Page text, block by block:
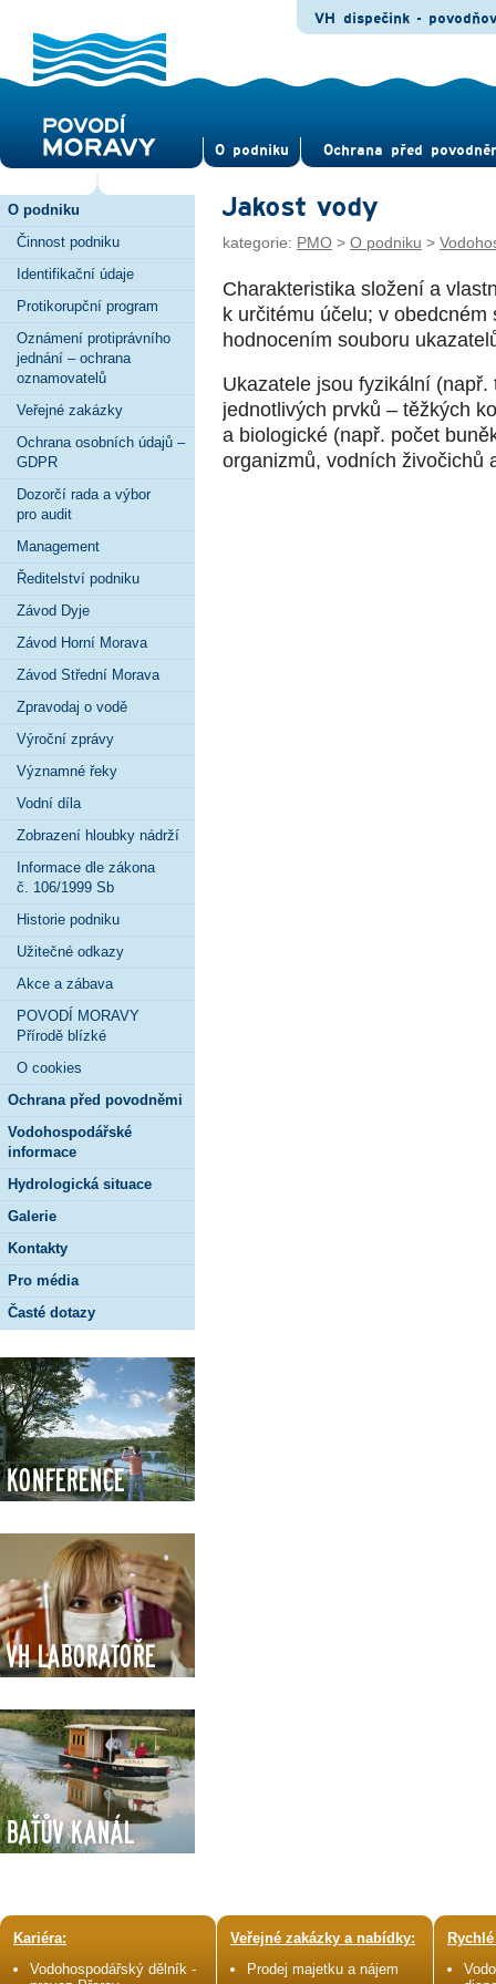
O pod­niku Ochrana před
VH dispečink -
O podniku
Činnost podniku
Identifikační údaje
Protikorupční program
Oznámení protiprávního
jednání – ochrana
oznamovatelů
Veřejné zakázky
Ochrana osobních údajů –
GDPR
Dozorčí rada a výbor
pro audit
Management
Ředitelství podniku
Závod Dyje
Závod Horní Morava
Závod Střední Morava
Zpravodaj o vodě
Výroční zprávy
Významné řeky
Vodní díla
Zobrazení hloubky nádrží
Informace dle zákona
č. 106/1999 Sb
Historie podniku
Užitečné odkazy
Akce a zábava
POVODÍ MORAVY
Přírodě blízké
O cookies
Ochrana před povodněmi
Vodohospodářské
informace
Hydrologická situace
Galerie
Kontakty
Pro média
Časté dotazy
Konference
VH Laboratoře
Baťův kanál
Jakost vody
kategorie: PMO > O podniku >
Charakteristika složení a
k určitému účelu; v
hodnocením souboru
Ukazatele jsou fyzikální
jednotlivých prvků – těžkých
a biologické (např. počet
organizmů, vodních živočichů
Kariéra:
Vodohospodářský dělník -
Veřejné zakázky a nabídky:
Prodej majetku a nájem